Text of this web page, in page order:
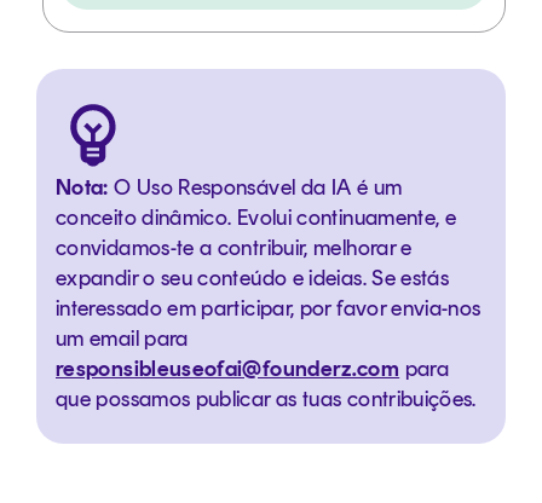
Nota: O Uso Responsável da IA é um
conceito dinâmico. Evolui continuamente, e
convidamos-te a contribuir, melhorar e
expandir o seu conteúdo e ideias. Se estás
interessado em participar, por favor envia-nos
um email para
responsibleuseofai@founderz.com para
que possamos publicar as tuas contribuições.